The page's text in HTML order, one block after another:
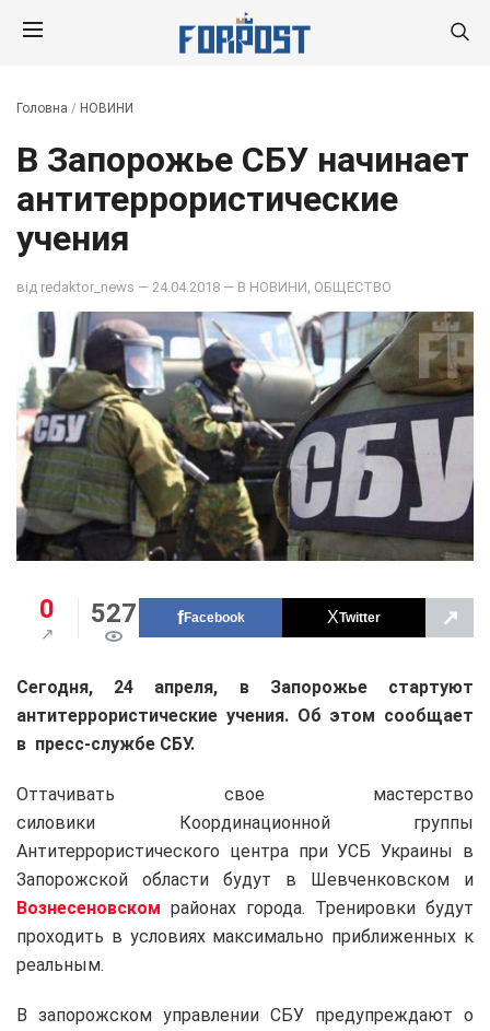
Головна / НОВИНИ
В Запорожье СБУ начинает
антитеррористические
учения
від redaktor_news — 24.04.2018 — В НОВИНИ ОБЩЕСТВО
0 527 Facebook Twitter ↗
Сегодня, 24 апреля, в Запорожье стартуют
антитеррористические учения. Об этом сообщает
в пресс-службе СБУ.
Оттачивать свое мастерство
силовики Координационной группы
Антитеррористического центра при УСБ Украины в
Запорожской области будут в Шевченковском и
Вознесеновском районах города. Тренировки будут
проходить в условиях максимально приближенных к
реальным.
В запорожском управлении СБУ предупреждают о